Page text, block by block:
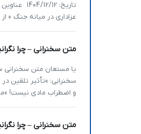
تاریخ:
عزاداری در میانه جنگ »
متن سخنرانی – چرا نگرانیم؟ (2) – شب
سخنرانی: »تأثیر تلقین
و اضطراب مادی نیست!
متن سخنرانی – چرا نگرانیم؟ (3) – شب سوم